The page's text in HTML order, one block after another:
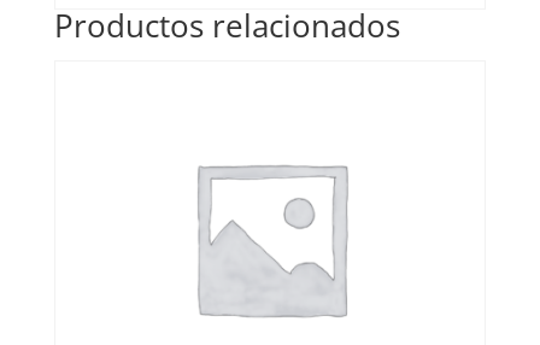
Productos relacionados